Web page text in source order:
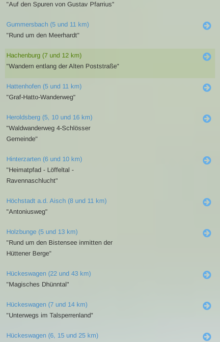
"Auf den Spuren von Gustav Pfarrius"
Gummersbach (5 und 11 km)
"Rund um den Meerhardt"
Hachenburg (7 und 12 km)
"Wandern entlang der Alten Poststraße"
Hattenhofen (5 und 11 km)
"Graf-Hatto-Wanderweg"
Heroldsberg (5, 10 und 16 km)
"Waldwanderweg 4-Schlösser
Gemeinde"
Hinterzarten (6 und 10 km)
"Heimatpfad - Löffeltal -
Ravennaschlucht"
Höchstadt a.d. Aisch (8 und 11 km)
"Antoniusweg"
Holzbunge (5 und 13 km)
"Rund um den Bistensee inmitten der
Hüttener Berge"
Hückeswagen (22 und 43 km)
"Magisches Dhünntal"
Hückeswagen (7 und 14 km)
"Unterwegs im Talsperrenland"
Hückeswagen (6, 15 und 25 km)